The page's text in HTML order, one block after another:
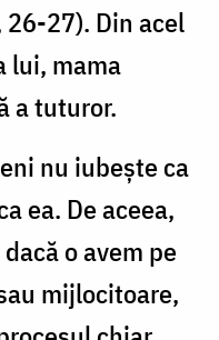
27). Din acel
lui, mama
a tuturor.
nu iubeşte ca
ea. De aceea,
o avem pe
mijlocitoare,